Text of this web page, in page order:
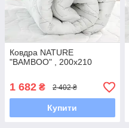
Ковдра NATURE
"BAMBOO" , 200x210
1 682 ₴ 2 402 ₴
Купити